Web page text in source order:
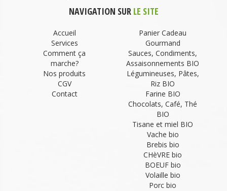
NAVIGATION SUR LE SITE
Accueil
Services
Comment ça
marche?
Nos produits
CGV
Contact
Panier Cadeau
Gourmand
Sauces, Condiments,
Assaisonnements BIO
Légumineuses, Pâtes,
Riz BIO
Farine BIO
Chocolats, Café, Thé
BIO
Tisane et miel BIO
Vache bio
Brebis bio
CHèVRE bio
BOEUF bio
Volaille bio
Porc bio